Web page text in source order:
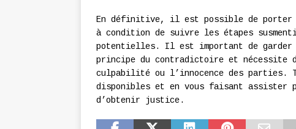
En définitive, il est possible de porter
à condition de suivre les étapes
potentielles. Il est important de
principe du contradictoire et nécessite
culpabilité ou l’innocence des parties.
disponibles et en vous faisant assister
d’obtenir justice.